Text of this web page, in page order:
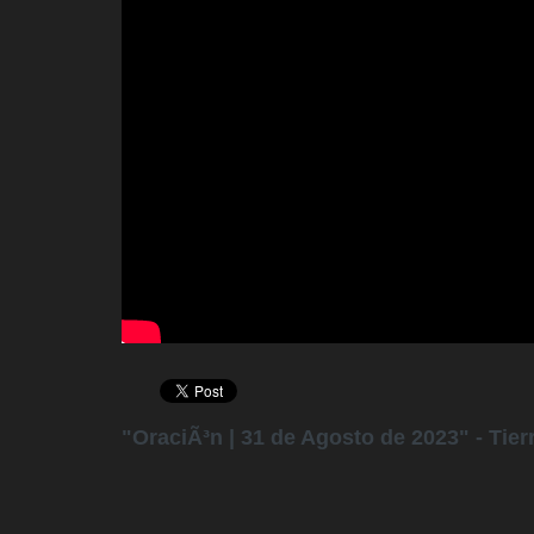
"OraciÃ³n | 31 de Agosto de 2023" -